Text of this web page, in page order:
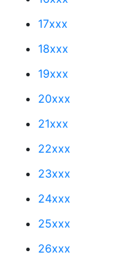
17xxx
18xxx
19xxx
20xxx
21xxx
22xxx
23xxx
24xxx
25xxx
26xxx